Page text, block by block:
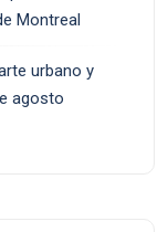
Montreal
urbano y
agosto